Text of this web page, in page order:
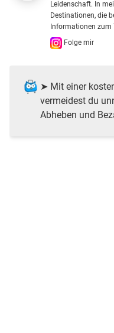
Leidenschaft. In
Destinationen, die
Informationen zum
Folge mir
➤ Mit einer
vermeidest du
Abheben und